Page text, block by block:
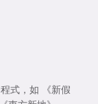
式，如
《新假